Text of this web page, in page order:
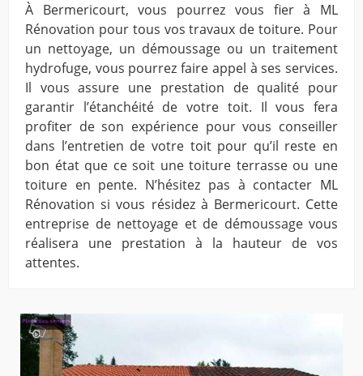
À Bermericourt, vous pourrez vous fier à ML
Rénovation pour tous vos travaux de toiture. Pour
un nettoyage, un démoussage ou un traitement
hydrofuge, vous pourrez faire appel à ses services.
Il vous assure une prestation de qualité pour
garantir l’étanchéité de votre toit. Il vous fera
profiter de son expérience pour vous conseiller
dans l’entretien de votre toit pour qu’il reste en
bon état que ce soit une toiture terrasse ou une
toiture en pente. N’hésitez pas à contacter ML
Rénovation si vous résidez à Bermericourt. Cette
entreprise de nettoyage et de démoussage vous
réalisera une prestation à la hauteur de vos
attentes.